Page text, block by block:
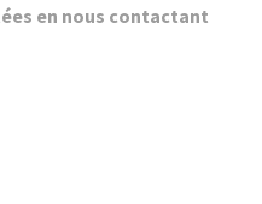
en nous contactant